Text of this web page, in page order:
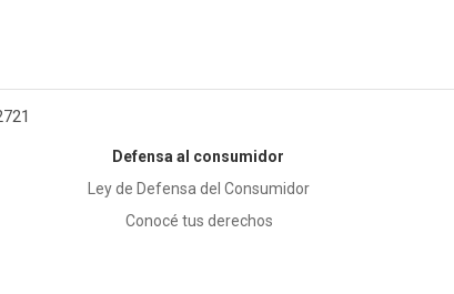
Defensa al consumidor
Ley de Defensa del Consumidor
Conocé tus derechos